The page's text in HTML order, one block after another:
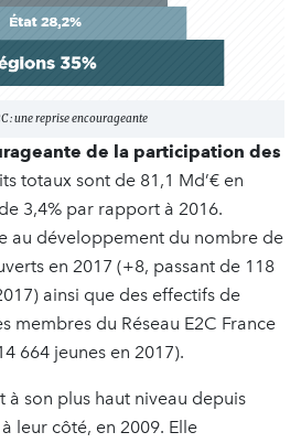
: une reprise encourageante
de la participation des
totaux sont de 81,1 Md’€ en
3,4% par rapport à 2016.
au développement du nombre de
en 2017 (+8, passant de 118
ainsi que des effectifs de
membres du Réseau E2C France
664 jeunes en 2017).
à son plus haut niveau depuis
leur côté, en 2009. Elle